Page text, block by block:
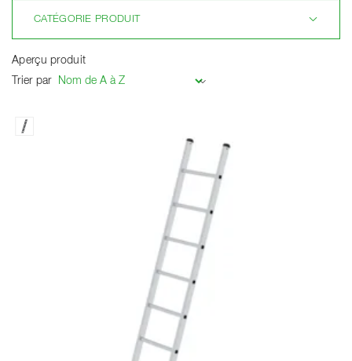
CATÉGORIE PRODUIT
Aperçu produit
Trier par